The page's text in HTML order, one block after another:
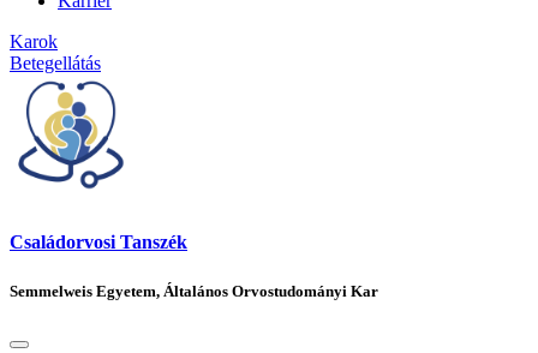
Karok
Betegellátás
Családorvosi Tanszék
Semmelweis Egyetem, Általános Orvostudományi Kar